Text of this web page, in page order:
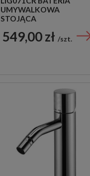
UMYWALKOWA
STOJĄCA
CHROM
549,00 zł szt.